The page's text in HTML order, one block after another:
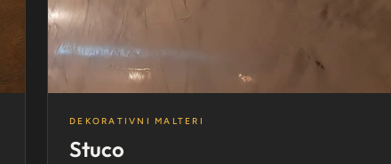
DEKORATIVNI MALTERI
Stuco